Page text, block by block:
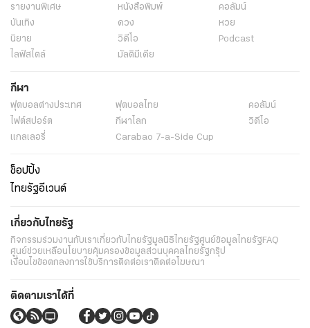
รายงานพิเศษ หนังสือพิมพ์
คอลัมน์
บันเทิง
ดวง
หวย
นิยาย
วิดีโอ
Podcast
ไลฟ์สไตล์
มัลติมีเดีย
กีฬา
ฟุตบอลต่่างประเทศ ฟุตบอลไทย
คอลัมน์
ไฟต์สปอร์ต
กีฬาโลก
วิดีโอ
แกลเลอรี่
Carabao 7-a-Side Cup
ช็อปปิ้ง
ไทยรัฐอีเวนต์
เกี่ยวกับไทยรัฐ
กิจกรรมร่วมงานกับเราเกี่ยวกับไทยรัฐมูลนิธิไทยรัฐศูนย์ข้อมูลไทยรัฐ FAQ
ศูนย์ช่วยเหลือนโยบายคุ้มครองข้อมูลส่วนบุคคลไทยรัฐกรุ๊ป
เงื่อนไขข้อตกลงการใช้บริการติดต่อเราติดต่อโฆษณา
ติดตามเราได้ที่